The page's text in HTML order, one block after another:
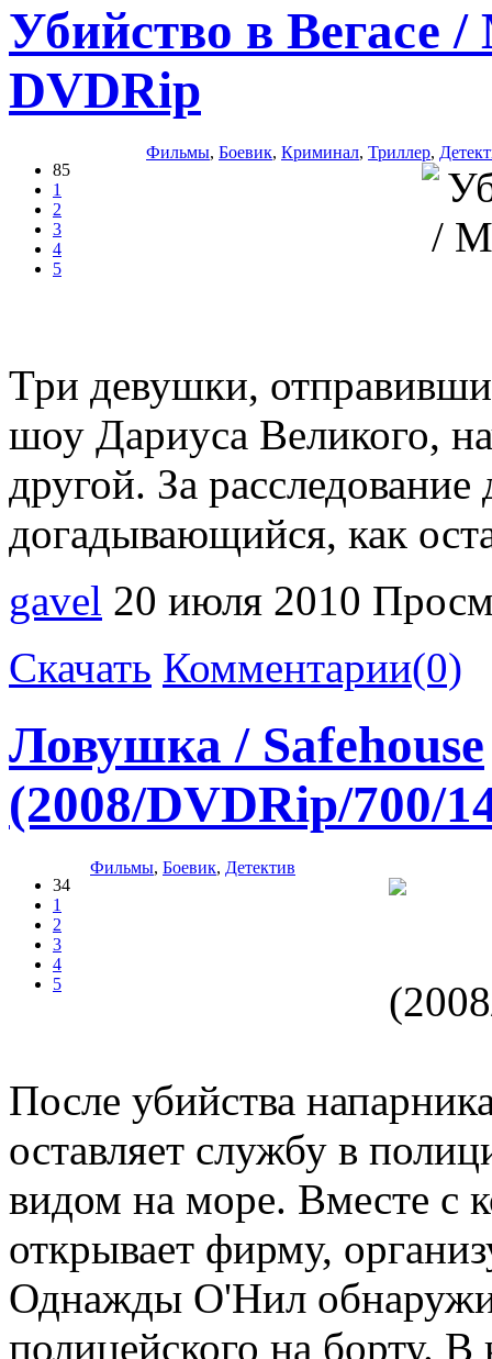
Убийство в Вегасе
DVDRip
85
1
2
3
4
5
Фильмы, Боевик, Криминал, Триллер,
Три девушки,
шоу Дариуса Великого,
другой. За
догадывающийся, как
gavel 20 июля 2010
Скачать Комментарии(0)
Ловушка / Safehouse
(2008/DVDRip/700/
34
1
2
3
4
5
Фильмы, Боевик, Детектив
После убийства
оставляет службу в
видом на море. Вместе с
открывает фирму,
Однажды О'Нил
полицейского на борту.